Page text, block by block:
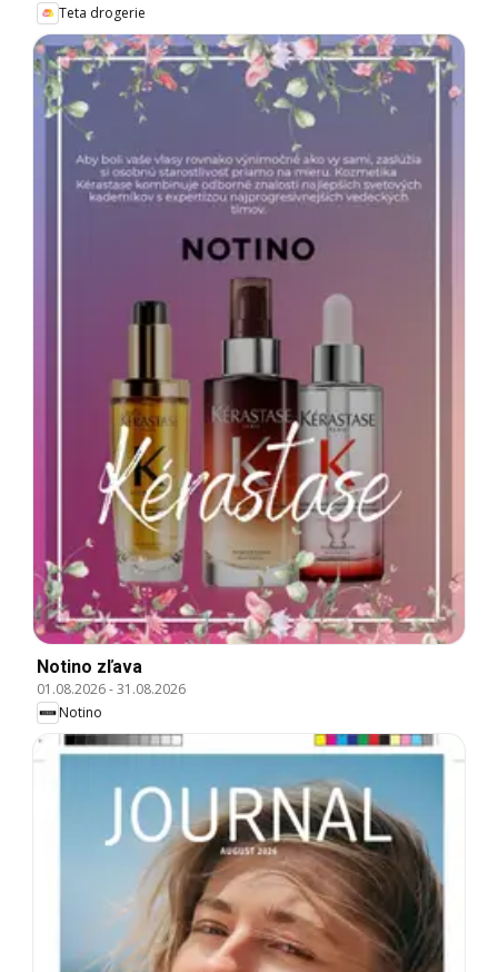
Teta drogerie
Notino zľava
01.08.2026-31.08.2026
Notino